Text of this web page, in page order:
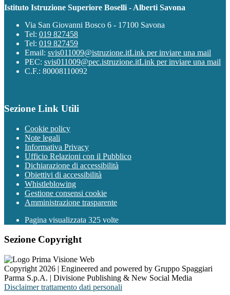
Istituto Istruzione Superiore Boselli - Alberti Savona
Via San Giovanni Bosco 6 - 17100 Savona
Tel: 019 827458
Tel: 019 827459
Email: svis011009@istruzione.itLink per inviare una mail
PEC: svis011009@pec.istruzione.itLink per inviare una mail
C.F.: 80008110092
Sezione Link Utili
Cookie policy
Note legali
Informativa Privacy
Ufficio Relazioni con il Pubblico
Dichiarazione di accessibilità
Obiettivi di accessibilità
Whistleblowing
Gestione consensi cookie
Amministrazione trasparente
Pagina visualizzata 325 volte
Sezione Copyright
Copyright 2026 | Engineered and powered by Gruppo Spaggiari
Parma S.p.A. | Divisione Publishing & New Social Media
Disclaimer trattamento dati personali